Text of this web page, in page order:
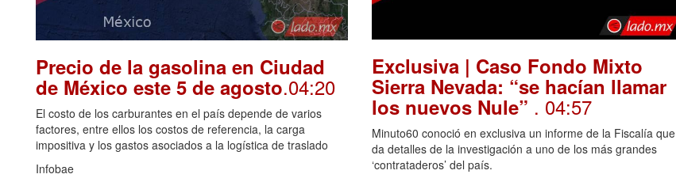
Precio de la gasolina en Ciudad
de México este 5 de agosto.04:20
El costo de los carburantes en el país depende de varios
factores, entre ellos los costos de referencia, la carga
impositiva y los gastos asociados a la logística de traslado
Infobae
Exclusiva | Caso Fondo Mixto
Sierra Nevada: “se hacían llamar
los nuevos Nule” . 04:57
Minuto60 conoció en exclusiva un informe de la Fiscalía que
da detalles de la investigación a uno de los más grandes
‘contrataderos’ del país.